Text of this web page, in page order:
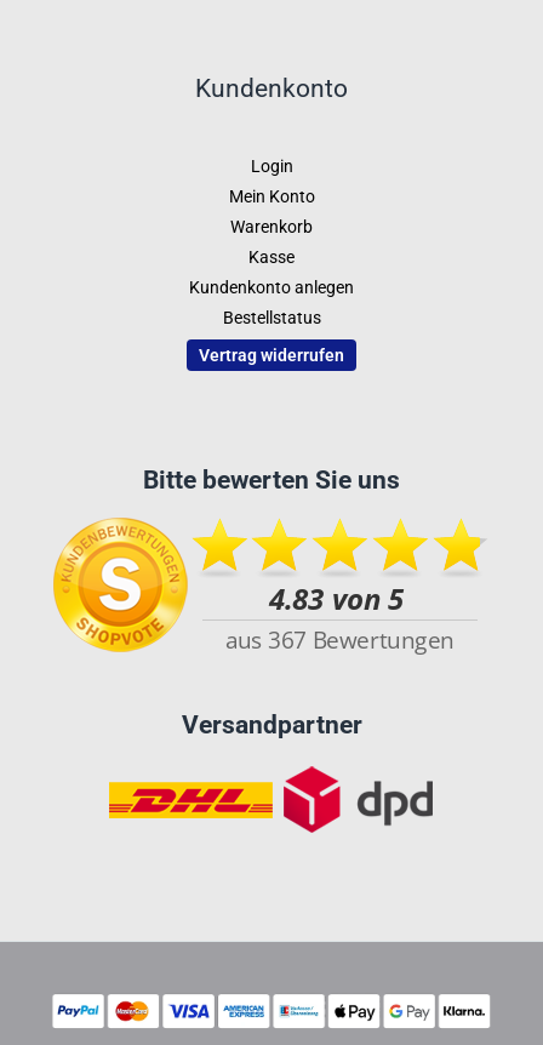
Kundenkonto
Login
Mein Konto
Warenkorb
Kasse
Kundenkonto anlegen
Bestellstatus
Vertrag widerrufen
Bitte bewerten Sie uns
Versandpartner